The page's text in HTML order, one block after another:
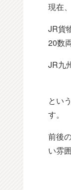
現在
JR貨
20数
JR九
とい
す。
前後
い雰